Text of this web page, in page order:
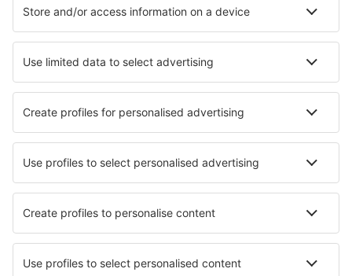
Hotels in Scheffau am Wilden Kaiser
Hotels in Kaunertal
Die besten Hotels - Städte
Hotels in Die Barakke Hotels in Chavagnac
Hotels in Panjin Hotels Poboleda
Hotels in Santa Maria de la Alameda Hotels in Maruggio